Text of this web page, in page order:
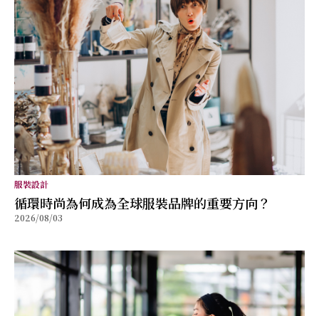
服裝設計
循環時尚為何成為全球服裝品牌的重要方向？
2026/08/03